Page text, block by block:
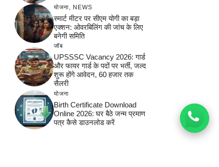
योजना NEWS
स्मार्ट मीटर पर सीएम योगी का बड़ा
एक्शन: ओवरबिलिंग की जांच के लिए
बनेगी समिति
जॉब
UPSSSC Vacancy 2026: गार्ड
और फायर गार्ड के पदों पर भर्ती, जल्द
शुरू होंगे आवेदन, 60 हजार तक
सैलरी
योजना
Birth Certificate Download
Online 2026: घर बैठे जन्म प्रमाण
पत्र कैसे डाउनलोड करें